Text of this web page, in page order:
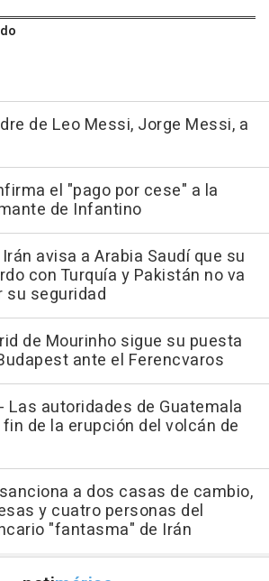
de Leo Messi, Jorge Messi, a
el "pago por cese" a la
de Infantino
avisa a Arabia Saudí que su
con Turquía y Pakistán no va
su seguridad
de Mourinho sigue su puesta
ante el Ferencvaros
Las autoridades de Guatemala
de la erupción del volcán de
sanciona a dos casas de cambio,
y cuatro personas del
"fantasma" de Irán